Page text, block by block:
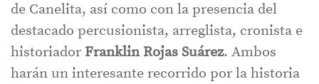
de Canelita, así como con la presencia del
destacado percusionista, arreglista, cronista e
historiador Franklin Rojas Suárez. Ambos
harán un interesante recorrido por la historia